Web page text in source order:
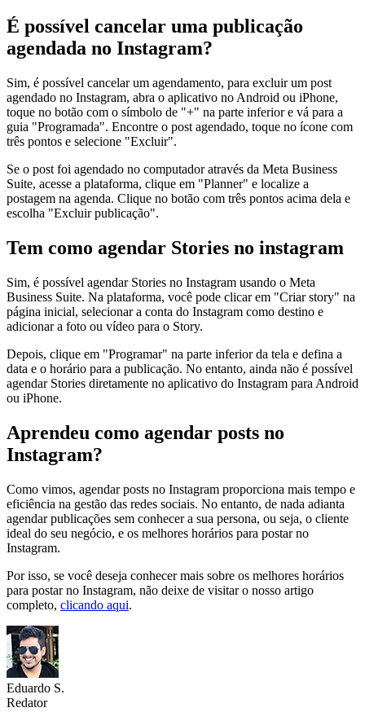
É possível cancelar uma publicação
agendada no Instagram?
Sim, é possível cancelar um agendamento, para excluir um post
agendado no Instagram, abra o aplicativo no Android ou iPhone,
toque no botão com o símbolo de "+" na parte inferior e vá para a
guia "Programada". Encontre o post agendado, toque no ícone com
três pontos e selecione "Excluir".
Se o post foi agendado no computador através da Meta Business
Suite, acesse a plataforma, clique em "Planner" e localize a
postagem na agenda. Clique no botão com três pontos acima dela e
escolha "Excluir publicação".
Tem como agendar Stories no instagram
Sim, é possível agendar Stories no Instagram usando o Meta
Business Suite. Na plataforma, você pode clicar em "Criar story" na
página inicial, selecionar a conta do Instagram como destino e
adicionar a foto ou vídeo para o Story.
Depois, clique em "Programar" na parte inferior da tela e defina a
data e o horário para a publicação. No entanto, ainda não é possível
agendar Stories diretamente no aplicativo do Instagram para Android
ou iPhone.
Aprendeu como agendar posts no
Instagram?
Como vimos, agendar posts no Instagram proporciona mais tempo e
eficiência na gestão das redes sociais. No entanto, de nada adianta
agendar publicações sem conhecer a sua persona, ou seja, o cliente
ideal do seu negócio, e os melhores horários para postar no
Instagram.
Por isso, se você deseja conhecer mais sobre os melhores horários
para postar no Instagram, não deixe de visitar o nosso artigo
completo, clicando aqui.
Eduardo S.
Redator